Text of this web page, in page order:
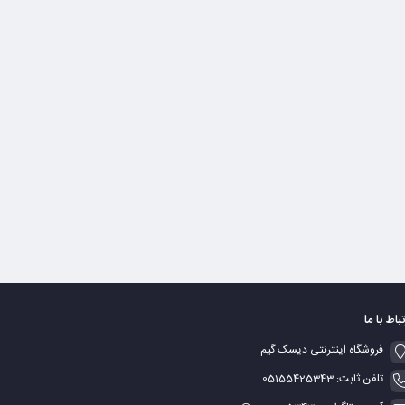
با ما
فروشگاه اینترنتی دیسک گیم
تلفن ثابت: 05155425343